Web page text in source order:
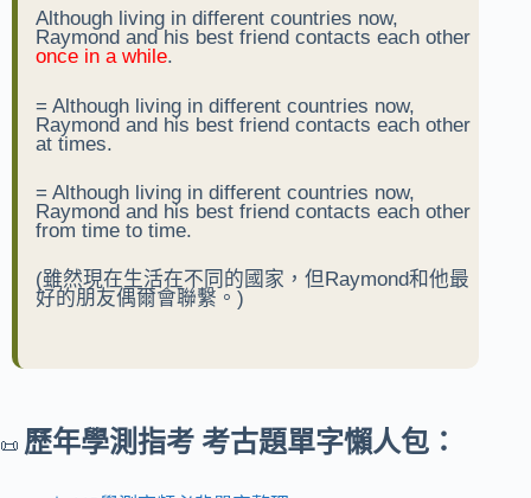
Although living in different countries now,
Raymond and his best friend contacts each other
once in a while.
= Although living in different countries now,
Raymond and his best friend contacts each other
at times.
= Although living in different countries now,
Raymond and his best friend contacts each other
from time to time.
(雖然現在生活在不同的國家，但Raymond和他最
好的朋友偶爾會聯繫。)
📜 歷年學測指考 考古題單字懶人包：